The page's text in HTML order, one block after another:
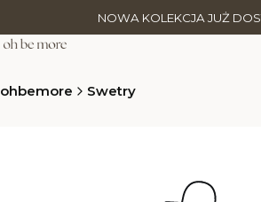
NOWA KOLEKCJA JUŻ
ohbemore Swetry